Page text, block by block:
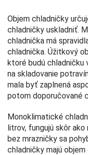
Objem chladničky
chladničky uskladniť.
chladnička má
chladnička. Úžitkový
ktoré budú
na skladovanie
mala byť zaplnená
potom doporučované
Monoklimatické
litrov, fungujú skôr ako
bez mrazničky sa
chladničky majú